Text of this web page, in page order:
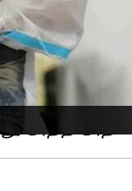
எதுவும்